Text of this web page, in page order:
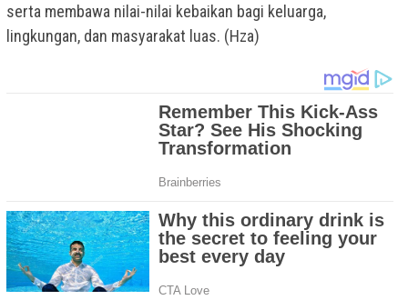
serta membawa nilai-nilai kebaikan bagi keluarga,
lingkungan, dan masyarakat luas. (Hza)